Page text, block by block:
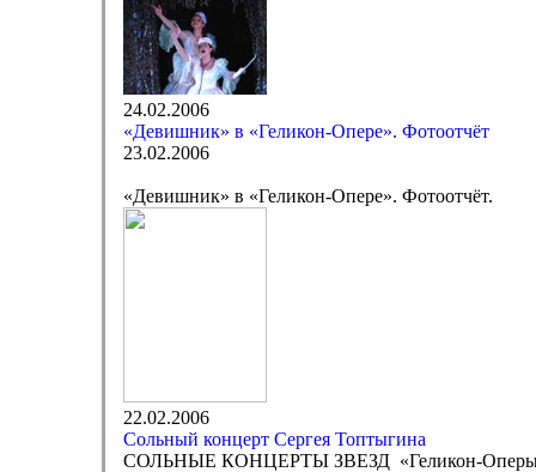
24.02.2006
«Девишник» в «Геликон-Опере». Фотоотчёт
23.02.2006
«Девишник» в «Геликон-Опере». Фотоотчёт.
22.02.2006
Сольный концерт Сергея Топтыгина
СОЛЬНЫЕ КОНЦЕРТЫ ЗВЕЗД «Геликон-